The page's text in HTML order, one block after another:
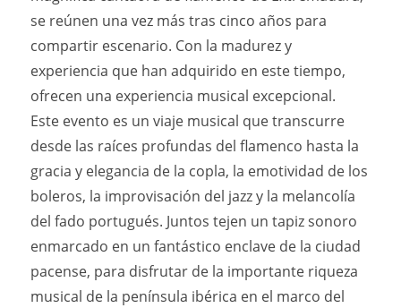
se reúnen una vez más tras cinco años para
compartir escenario. Con la madurez y
experiencia que han adquirido en este tiempo,
ofrecen una experiencia musical excepcional.
Este evento es un viaje musical que transcurre
desde las raíces profundas del flamenco hasta la
gracia y elegancia de la copla, la emotividad de los
boleros, la improvisación del jazz y la melancolía
del fado portugués. Juntos tejen un tapiz sonoro
enmarcado en un fantástico enclave de la ciudad
pacense, para disfrutar de la importante riqueza
musical de la península ibérica en el marco del